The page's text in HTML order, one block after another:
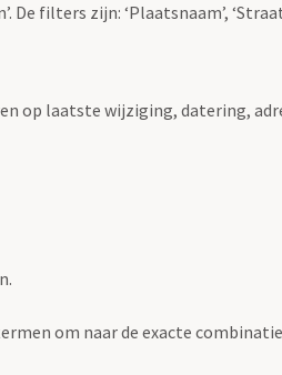
filters zijn: ‘Plaatsnaam’,
op laatste wijziging, datering,
om naar de exacte